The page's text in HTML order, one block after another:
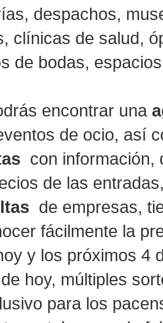
despachos,
clínicas de salud,
de bodas,
encontrar una
de ocio, así
con información,
de las
de empresas,
fácilmente la
y los próximos 4
hoy, múltiples
para los